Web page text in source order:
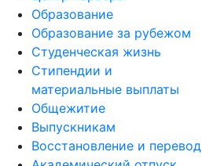
Образование
Образование за рубежом
Студенческая жизнь
Стипендии и
материальные выплаты
Общежитие
Выпускникам
Восстановление и перевод